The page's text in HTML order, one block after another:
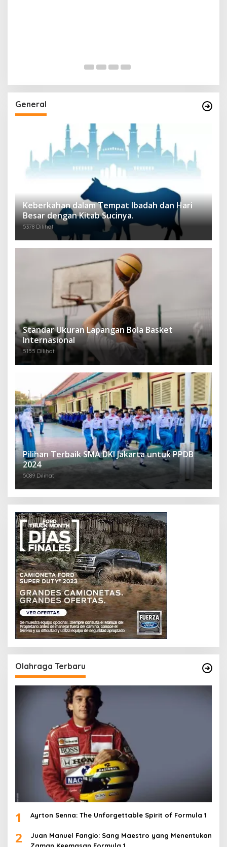
General
Keberkahan dalam Tempat Ibadah dan Hari
Besar dengan Kitab Sucinya.
5378 Dilihat
Standar Ukuran Lapangan Bola Basket
Internasional
5155 Dilihat
Pilihan Terbaik SMA DKI Jakarta untuk PPDB
2024
5089 Dilihat
Olahraga Terbaru
1 Ayrton Senna: The Unforgettable Spirit of Formula 1
2
Juan Manuel Fangio: Sang Maestro yang Menentukan